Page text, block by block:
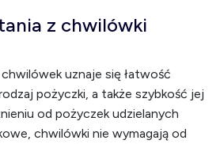
z chwilówki
uznaje się łatwość
pożyczki, a także szybkość jej
od pożyczek udzielanych
chwilówki nie wymagają od